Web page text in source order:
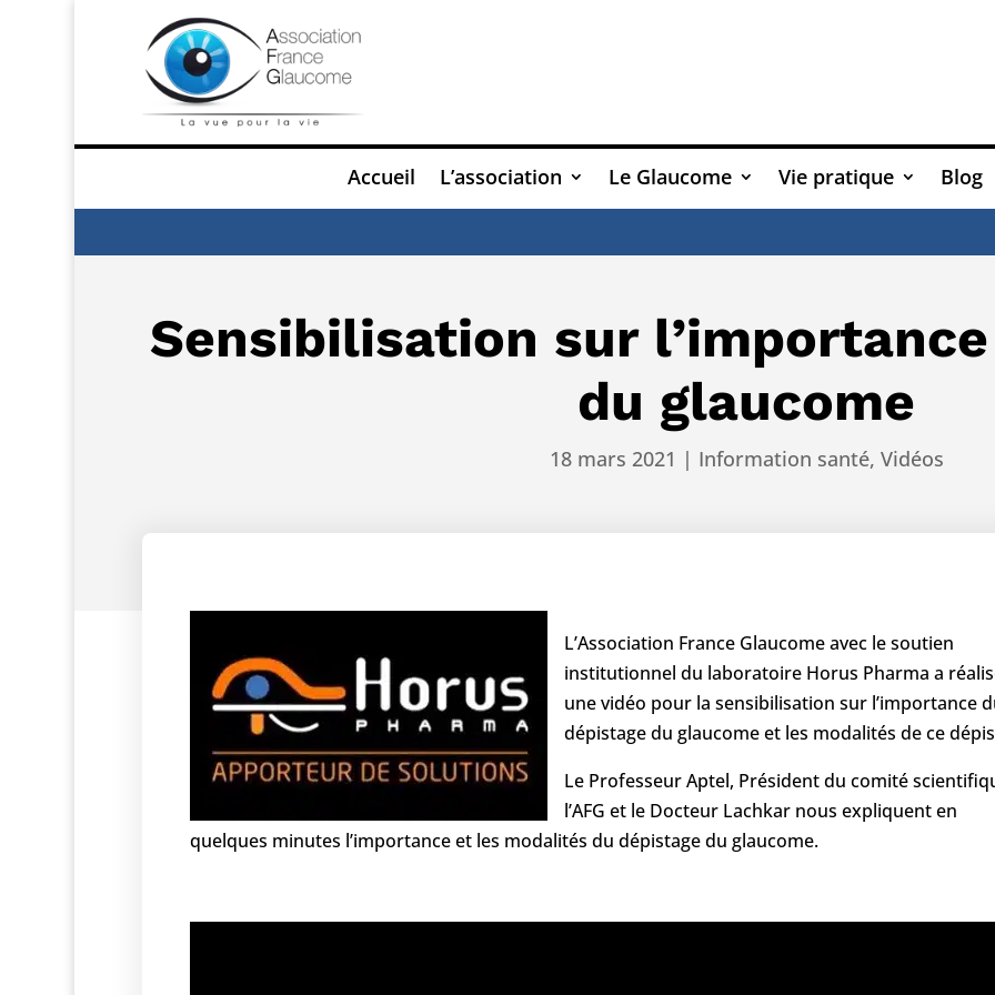
Accueil L’association Le Glaucome Vie pratique Blog
Sensibilisation sur
du glaucome
18 mars 2021 | Information santé, Vidéos
L’Association France Glaucome avec le soutien
institutionnel du laboratoire Horus Pharma a
une vidéo pour la sensibilisation sur l’importance
dépistage du glaucome et les modalités de ce
Le Professeur Aptel, Président du comité
l’AFG et le Docteur Lachkar nous expliquent en
quelques minutes l’importance et les modalités du dépistage du glaucome.